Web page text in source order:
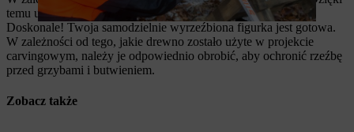
temu uzyskasz równomierną i gładką powierzchnię.
Doskonale! Twoja samodzielnie wyrzeźbiona figurka jest gotowa.
W zależności od tego, jakie drewno zostało użyte w projekcie
carvingowym, należy je odpowiednio obrobić, aby ochronić rzeźbę
przed grzybami i butwieniem.
Zobacz także